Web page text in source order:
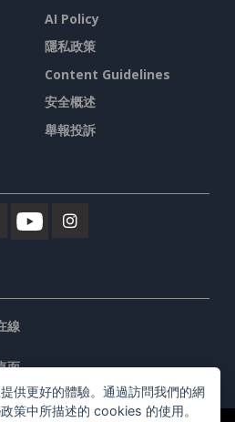
AI Policy
隱私政策
Content Guidelines
安全概述
舉報投訴
線
面
供更好的體驗。通過訪問我們的網
策中所描述的 cookies 的使用。